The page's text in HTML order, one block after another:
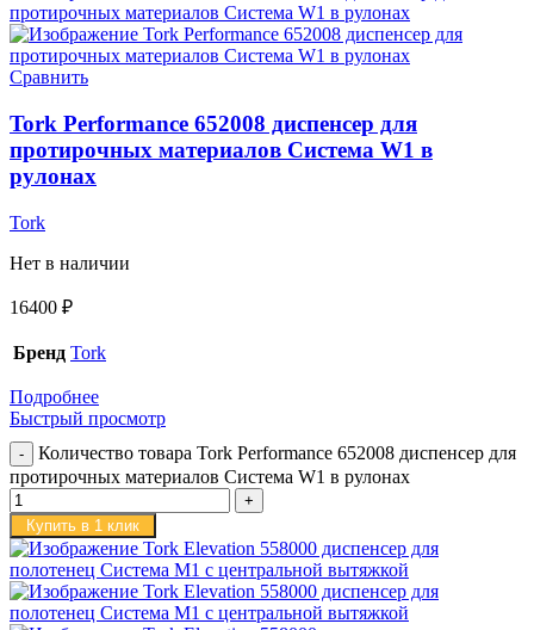
Сравнить
Tork Performance 652008 диспенсер для
протирочных материалов Система W1 в
рулонах
Tork
Нет в наличии
16400 ₽
Бренд Tork
Подробнее
Быстрый просмотр
Количество товара Tork Performance 652008 диспенсер для
протирочных материалов Система W1 в рулонах
Купить в 1 клик